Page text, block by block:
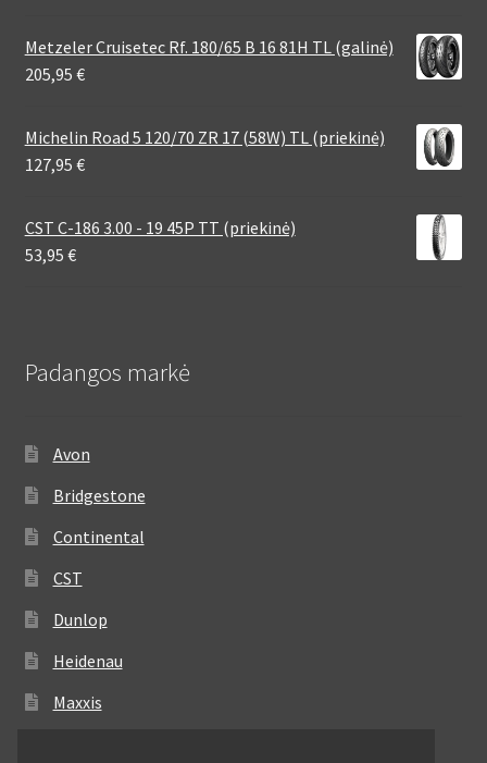
Metzeler Cruisetec Rf. 180/65 B 16 81H TL (galinė)
205,95 €
Michelin Road 5 120/70 ZR 17 (58W) TL (priekinė)
127,95 €
CST C-186 3.00 - 19 45P TT (priekinė)
53,95 €
Padangos markė
Avon
Bridgestone
Continental
CST
Dunlop
Heidenau
Maxxis